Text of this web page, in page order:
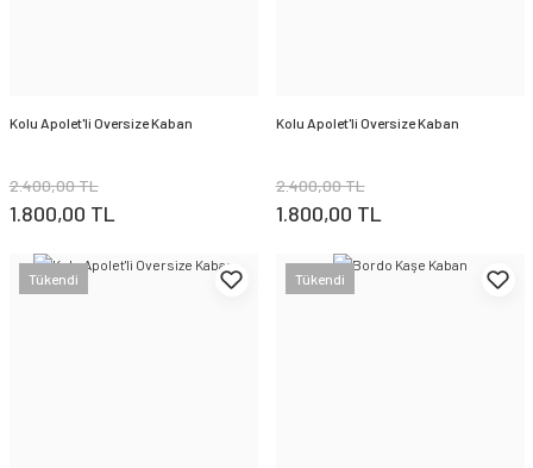
Kolu Apolet'li Oversize Kaban
2.400,00 TL
1.800,00 TL
Kolu Apolet'li Oversize Kaban
2.400,00 TL
1.800,00 TL
Tükendi Tükendi